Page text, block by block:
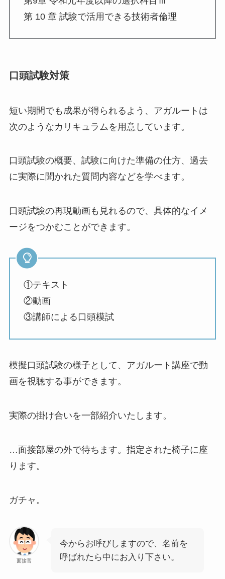
第 10 章 試験で活⽤できる技術者倫理
口頭試験対策
短い期間でも成果が得られるよう、アガルートは
次のようなカリキュラムを用意しています。
口頭試験の概要、試験に向けた準備の仕方、過去
に実際に聞かれた質問内容などを学べます。
口頭試験の再現動画も見れるので、具体的なイメ
ージをつかむことができます。
①テキスト
②動画
③講師による口頭模試
模擬口頭試験の様子として、アガルート講座で動
画を視聴する事ができます。
実際の掛け合いを一部紹介いたします。
…面接部屋の外で待ちます。指定された椅子に座
ります。
ガチャ。
面接官
今からお呼びしますので、名前を
呼ばれたら中にお入り下さい。